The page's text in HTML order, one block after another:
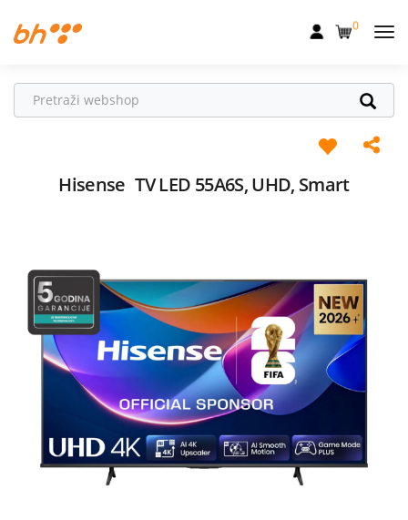
Fiksna
Televizija
Pogodnosti
Akcije
Podrška
0
Hisense TV LED 55A6S, UHD, Smart